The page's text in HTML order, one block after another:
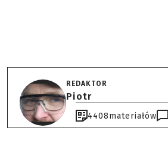
REDAKTOR
Piotr
4408materiałów